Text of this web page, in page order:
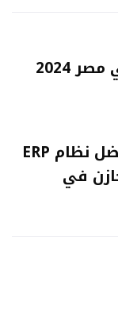
2024
دليل شامل لاختيار أفضل نظام ERP
في